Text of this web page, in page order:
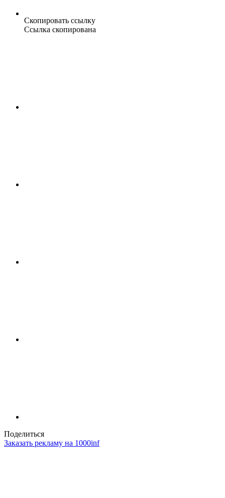
Скопировать ссылку
Ссылка скопирована
Поделиться
Заказать рекламу на 1000inf